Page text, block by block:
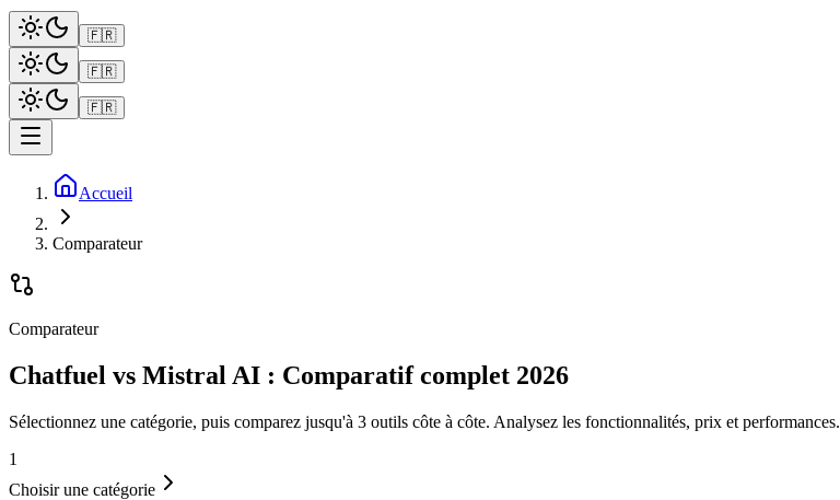
🇫🇷
🇫🇷
🇫🇷
Accueil
Comparateur
Comparateur
Chatfuel vs Mistral AI : Comparatif complet 2026
Sélectionnez une catégorie, puis comparez jusqu'à 3 outils côte à côte. Analysez les fonctionnalités, prix et performances.
1
Choisir une catégorie